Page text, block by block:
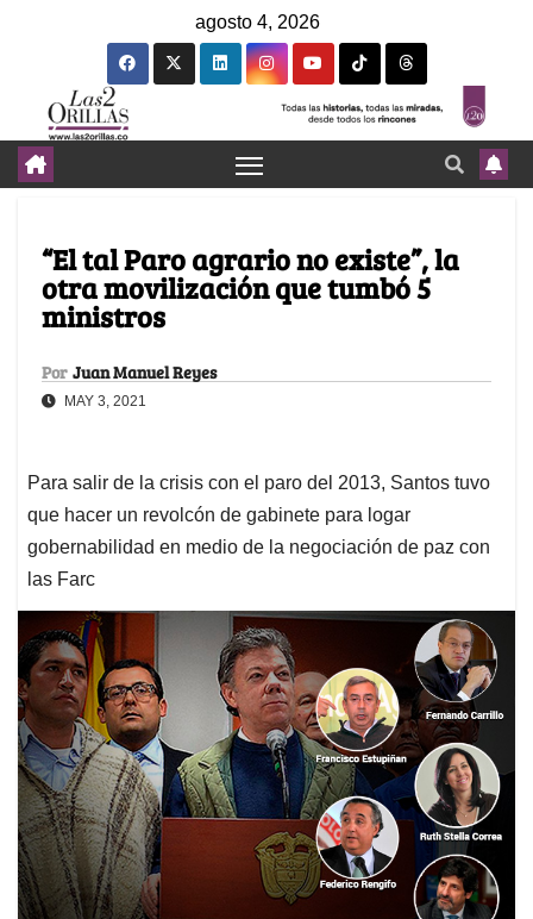
agosto 4, 2026
“El tal Paro agrario no existe”, la
otra movilización que tumbó 5
ministros
Por Juan Manuel Reyes
MAY 3, 2021
Para salir de la crisis con el paro del 2013, Santos tuvo
que hacer un revolcón de gabinete para logar
gobernabilidad en medio de la negociación de paz con
las Farc